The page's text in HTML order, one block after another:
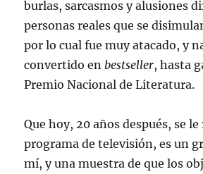
burlas, sarcasmos y alusiones
personas reales que se
por lo cual fue muy atacado, y
convertido en bestseller, hasta
Premio Nacional de Literatura.
Que hoy, 20 años después, se
programa de televisión, es un
mí, y una muestra de que los